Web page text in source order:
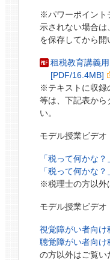
※パワーポイント
示されない場合
を保存してから開
租税教育講義
[PDF/16.4MB]
※テキストに収録
等は、下記表から
い。
モデル授業ビデオ
「税って何かな
「税って何かな
※税理士の方以外
モデル授業ビデオ
視覚障がい者向け
聴覚障がい者向け
の方以外はご覧い